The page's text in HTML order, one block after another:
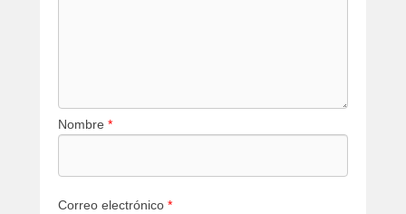
Nombre *
Correo electrónico *